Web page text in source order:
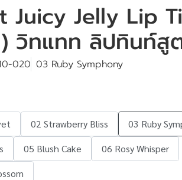
Juicy Jelly Lip
วิทแทท ลิปทินท์สู
020 03 Ruby Symphony
02 Strawberry Bliss
03 Ruby
05 Blush Cake
06 Rosy Whisper